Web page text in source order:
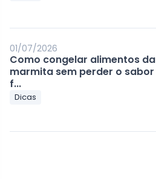
01/07/2026
Como congelar alimentos da
marmita sem perder o sabor
f...
Dicas